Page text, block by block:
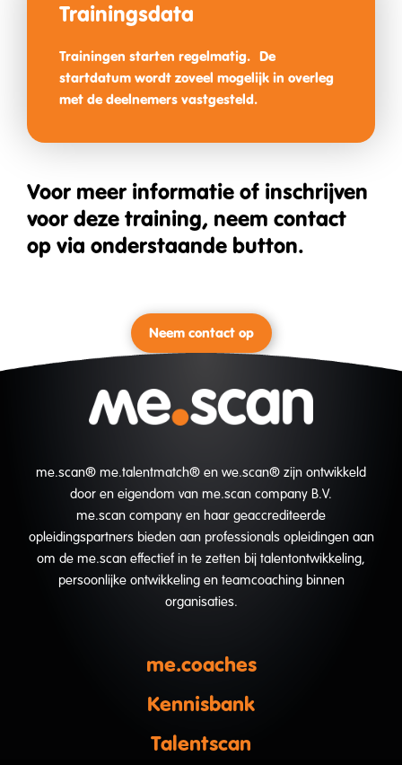
Trainings­data
Trainingen starten regelmatig. De
startdatum wordt zoveel mogelijk in overleg
met de deelnemers vastgesteld.
Voor meer informatie of inschrijven
voor deze training, neem contact
op via onderstaande button.
Neem contact op
me.scan® me.talentmatch® en we.scan® zijn ontwikkeld
door en eigendom van me.scan company B.V.
me.scan company en haar geaccrediteerde
opleidingspartners bieden aan professionals opleidingen aan
om de me.scan effectief in te zetten bij talentontwikkeling,
persoonlijke ontwikkeling en teamcoaching binnen
organisaties.
me.coaches
Kennisbank
Talentscan